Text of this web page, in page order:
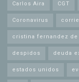
Carlos Aira CGT
Coronavirus
cristina fernandez
despidos deuda
estados unidos